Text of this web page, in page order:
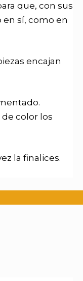
que, con sus
sí, como en
encajan
de color los
la finalices.